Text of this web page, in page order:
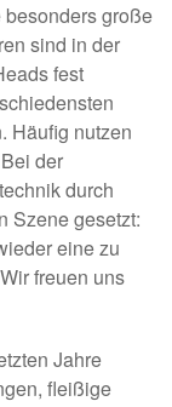
große
sind in der
fest
Häufig nutzen
der
durch
Szene gesetzt:
eine zu
freuen uns
Jahre
fleißige